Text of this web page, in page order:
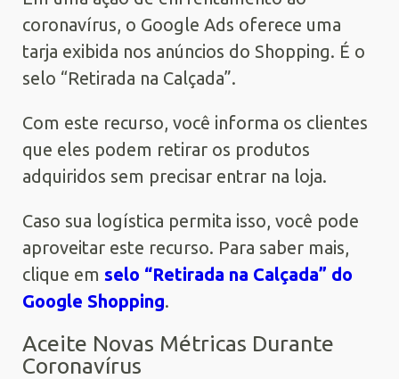
coronavírus, o Google Ads oferece uma
tarja exibida nos anúncios do Shopping. É o
selo “Retirada na Calçada”.
Com este recurso, você informa os clientes
que eles podem retirar os produtos
adquiridos sem precisar entrar na loja.
Caso sua logística permita isso, você pode
aproveitar este recurso. Para saber mais,
clique em selo “Retirada na Calçada” do
Google Shopping.
Aceite Novas Métricas Durante
Coronavírus